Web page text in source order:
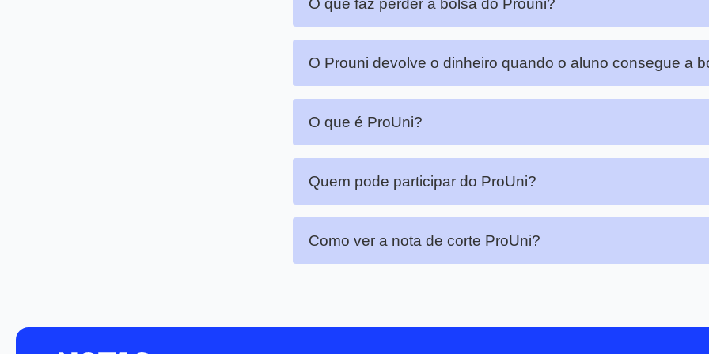
O que faz perder a bolsa do Prouni?
O Prouni devolve o dinheiro quando o aluno consegue a
O que é ProUni?
Quem pode participar do ProUni?
Como ver a nota de corte ProUni?